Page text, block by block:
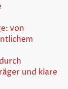
von
und klare